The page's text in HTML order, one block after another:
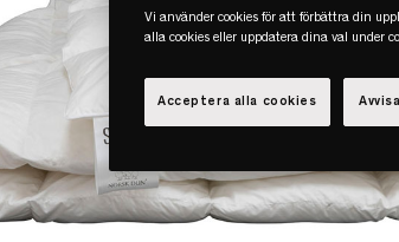
Vi använder cookies för att förbättra din
alla cookies eller uppdatera dina val under
Acceptera alla cookies